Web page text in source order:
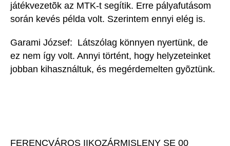
játékvezetõk az MTK-t segítik. Erre pályafutásom
során kevés példa volt. Szerintem ennyi elég is.
Garami József:  Látszólag könnyen nyertünk, de
ez nem így volt. Annyi történt, hogy helyzeteinket
jobban kihasználtuk, és megérdemelten gyõztünk.
FERENCVÁROS IIKOZÁRMISLENY SE 00